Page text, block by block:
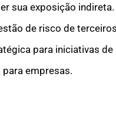
sua exposição indireta.
de risco de
para iniciativas de
empresas.